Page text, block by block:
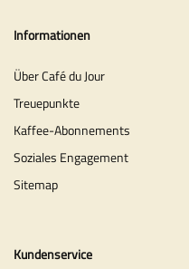
Informationen
Über Café du Jour
Treuepunkte
Kaffee-Abonnements
Soziales Engagement
Sitemap
Kundenservice